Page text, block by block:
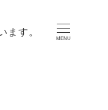
す。
MENU